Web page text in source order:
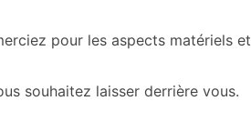
pour les aspects matériels et
souhaitez laisser derrière vous.